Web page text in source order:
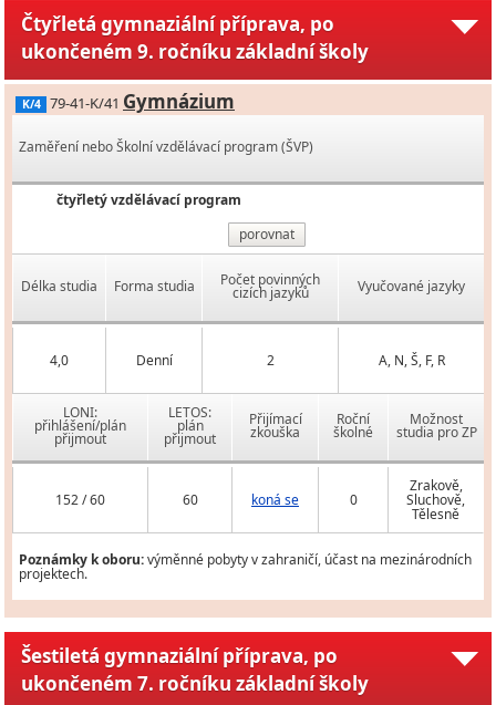
Čtyřletá gymnaziální příprava, po
ukončeném 9. ročníku základní školy
K/4 79-41-K/41 Gymnázium
Zaměření nebo Školní vzdělávací program (ŠVP)
čtyřletý vzdělávací program
porovnat
Délka studia Forma studia Počet povinných
cizích jazyků Vyučované jazyky
4,0 Denní 2 A, N, Š, F, R
LONI:
přihlášení/plán
přijmout
LETOS:
plán
přijmout
Přijímací
zkouška
Roční
školné
Možnost
studia pro ZP
152 / 60 60 koná se 0
Zrakově,
Sluchově,
Tělesně
Poznámky k oboru:výměnné pobyty v zahraničí, účast na mezinárodních
projektech.
Šestiletá gymnaziální příprava, po
ukončeném 7. ročníku základní školy